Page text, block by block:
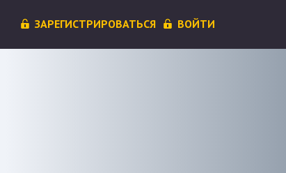
ЗАРЕГИСТРИРОВАТЬСЯ ВОЙТИ